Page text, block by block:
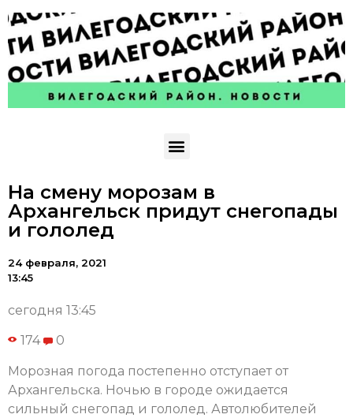
На смену морозам в
Архангельск придут снегопады
и гололед
24 февраля, 2021
13:45
сегодня 13:45
174 0
Морозная погода постепенно отступает от
Архангельска. Ночью в городе ожидается
сильный снегопад и гололед. Автолюбителей